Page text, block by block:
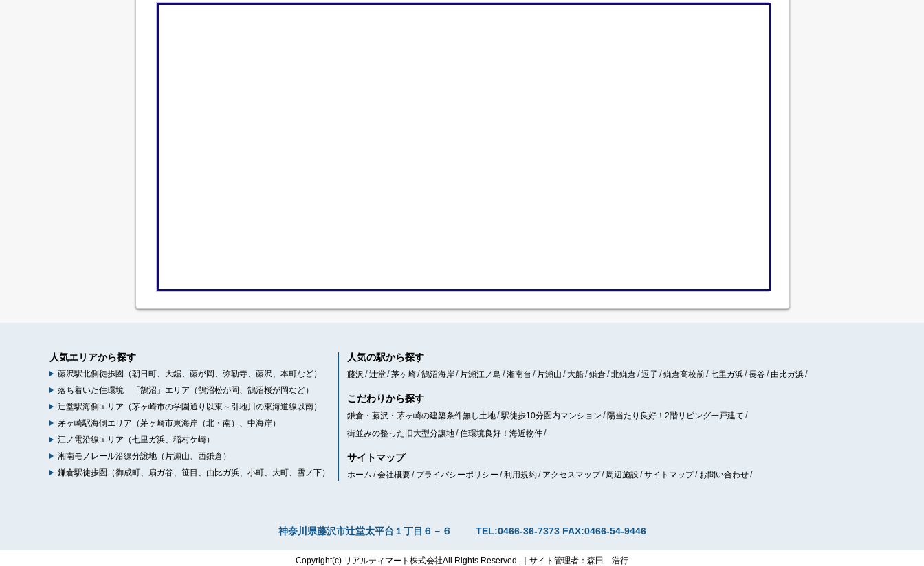
人気エリアから探す
藤沢駅北側徒歩圏（朝日町、大鋸、藤が岡、弥勒寺、藤沢、本町など）
落ち着いた住環境 「鵠沼」エリア（鵠沼松が岡、鵠沼桜が岡など）
辻堂駅海側エリア（茅ヶ崎市の学園通り以東～引地川の東海道線以南）
茅ヶ崎駅海側エリア（茅ヶ崎市東海岸（北・南）、中海岸）
江ノ電沿線エリア（七里ガ浜、稲村ケ崎）
湘南モノレール沿線分譲地（片瀬山、西鎌倉）
鎌倉駅徒歩圏（御成町、扇ガ谷、笹目、由比ガ浜、小町、大町、雪ノ下）
人気の駅から探す
藤沢 辻堂 茅ヶ崎 鵠沼海岸 片瀬江ノ島 湘南台 片瀬山 大船 鎌倉 北鎌倉 逗子 鎌倉高校前 七里ガ浜 長谷 由比ガ浜
こだわりから探す
鎌倉・藤沢・茅ヶ崎の建築条件無し土地 駅徒歩10分圏内マンション
陽当たり良好！2階リビング一戸建て
街並みの整った旧大型分譲地 住環境良好！海近物件
サイトマップ
ホーム 会社概要 プライバシーポリシー 利用規約 アクセスマップ 周辺施設 サイトマップ お問い合わせ
神奈川県藤沢市辻堂太平台１丁目６－６ TEL:0466-36-7373 FAX:0466-54-9446
Copyright(c) リアルティマート株式会社All Rights Reserved. ｜サイト管理者：森田 浩行